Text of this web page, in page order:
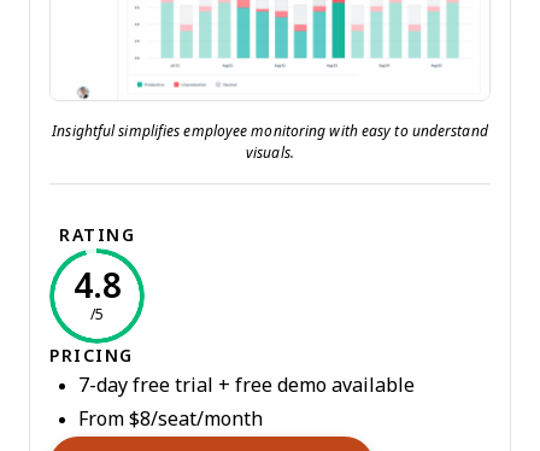
Insightful simplifies employee monitoring with easy to understand
visuals.
RATING
4.8
/5
PRICING
7-day free trial + free demo available
From $8/seat/month